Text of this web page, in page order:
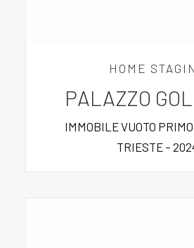
HOME
PALAZZO
IMMOBILE VUOTO
TRIESTE –